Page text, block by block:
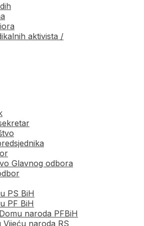
aktivista /
Glavnog odbora
PS BiH
PF BiH
naroda PFBiH
Vijeću naroda RS